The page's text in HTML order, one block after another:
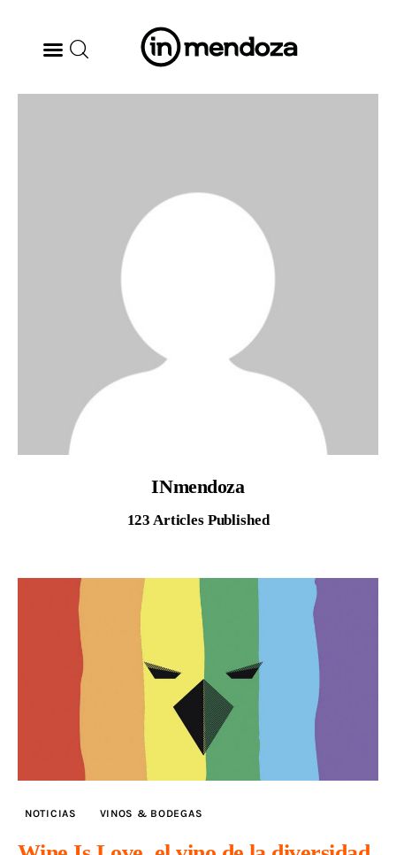
ARTE & CULTURA
MÚSICA
DÓNDE IR
TENDENCIAS
ARQ & DISEÑO
INmendoza
123 Articles Published
NOTICIAS VINOS & BODEGAS